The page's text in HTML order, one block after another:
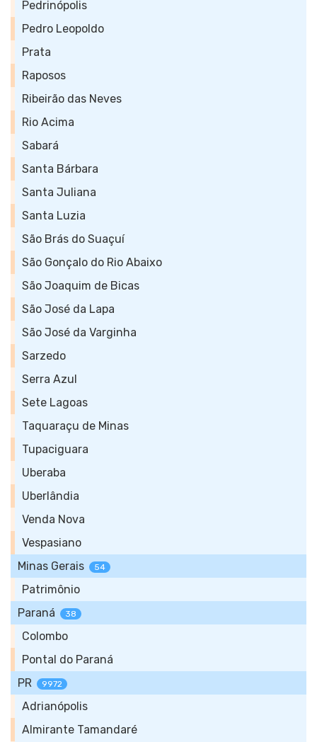
Pedrinópolis
Pedro Leopoldo
Prata
Raposos
Ribeirão das Neves
Rio Acima
Sabará
Santa Bárbara
Santa Juliana
Santa Luzia
São Brás do Suaçuí
São Gonçalo do Rio Abaixo
São Joaquim de Bicas
São José da Lapa
São José da Varginha
Sarzedo
Serra Azul
Sete Lagoas
Taquaraçu de Minas
Tupaciguara
Uberaba
Uberlândia
Venda Nova
Vespasiano
Minas Gerais
54
Patrimônio
Paraná
38
Colombo
Pontal do Paraná
PR
9972
Adrianópolis
Almirante Tamandaré